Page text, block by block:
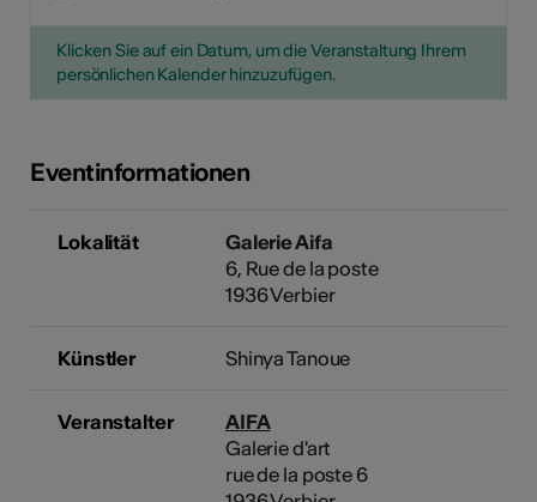
Klicken Sie auf ein Datum, um die Veranstaltung Ihrem
persönlichen Kalender hinzuzufügen.
Eventinformationen
Lokalität
Galerie Aifa
6, Rue de la poste
1936 Verbier
Künstler Shinya Tanoue
Veranstalter
AIFA
Galerie d'art
rue de la poste 6